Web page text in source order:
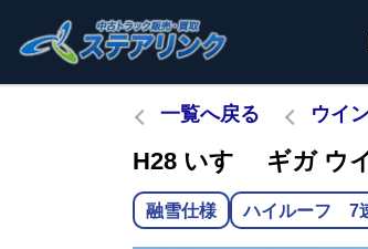
一覧へ戻る ウイ
H28 いすゞ ギガ ウ
融雪仕様 ハイルーフ 7